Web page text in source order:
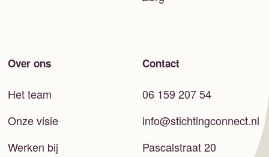
Over ons
Het team
Onze visie
Werken bij
Contact
06 159 207 54
info@stichtingconnect.nl
Pascalstraat 20